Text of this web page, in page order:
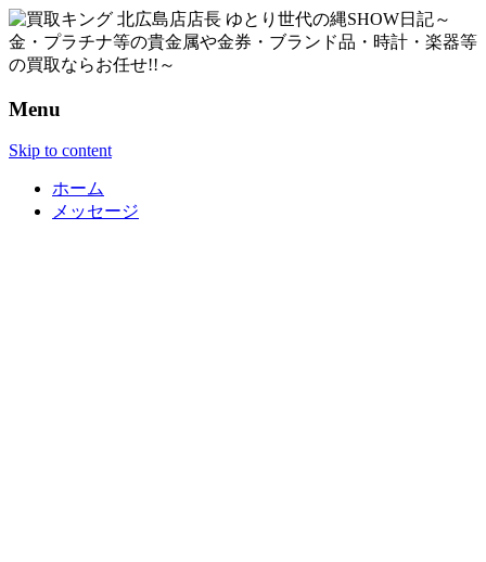
Menu
Skip to content
ホーム
メッセージ